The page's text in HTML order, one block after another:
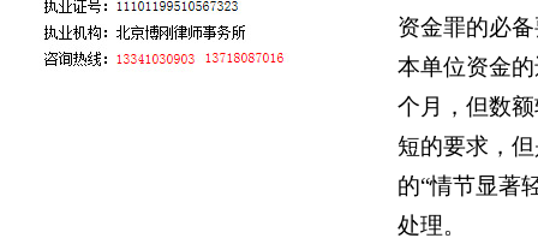
资金罪的必
本单位资金
个月，但数
短的要求，
的“情节显著
处理。